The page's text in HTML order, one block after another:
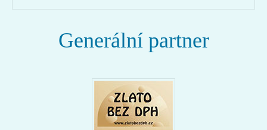
Generální partner